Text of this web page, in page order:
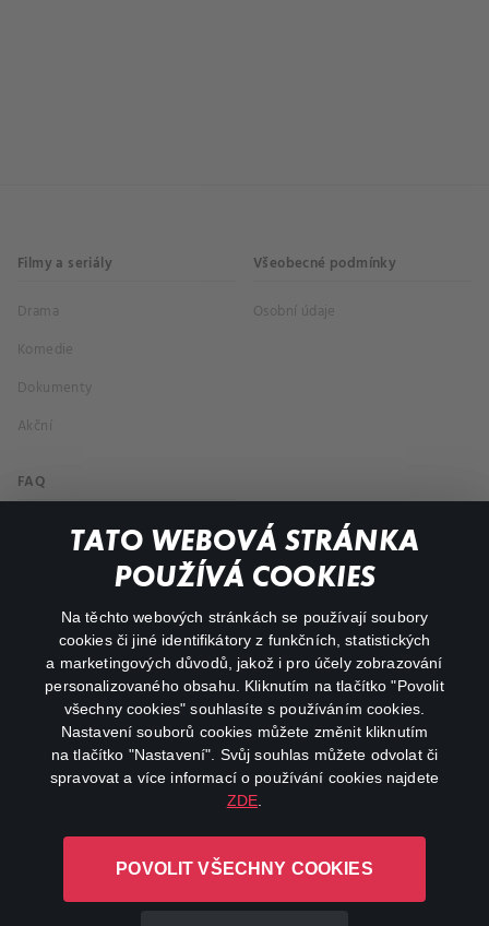
TATO WEBOVÁ STRÁNKA
POUŽÍVÁ COOKIES
Na těchto webových stránkách se používají soubory
cookies či jiné identifikátory z funkčních, statistických
a marketingových důvodů, jakož i pro účely zobrazování
personalizovaného obsahu. Kliknutím na tlačítko "Povolit
všechny cookies" souhlasíte s používáním cookies.
Nastavení souborů cookies můžete změnit kliknutím
na tlačítko "Nastavení". Svůj souhlas můžete odvolat či
spravovat a více informací o používání cookies najdete
ZDE
POVOLIT VŠECHNY COOKIES
Filmy a seriály
Drama
Komedie
Dokumenty
Akční
Všeobecné podmínky
Osobní údaje
FAQ
Můj účet
Důležité odkazy
facebookinstagram
youtube
L-1246 Luxembourg R.C.S.